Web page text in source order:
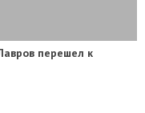
перешел к